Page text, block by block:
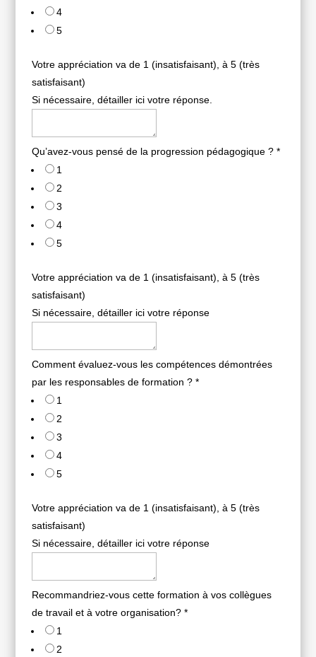
4
5
Votre appréciation va de 1 (insatisfaisant), à 5 (très
satisfaisant)
Si nécessaire, détailler ici votre réponse.
Qu’avez-vous pensé de la progression pédagogique ? *
1
2
3
4
5
Votre appréciation va de 1 (insatisfaisant), à 5 (très
satisfaisant)
Si nécessaire, détailler ici votre réponse
Comment évaluez-vous les compétences démontrées
par les responsables de formation ? *
1
2
3
4
5
Votre appréciation va de 1 (insatisfaisant), à 5 (très
satisfaisant)
Si nécessaire, détailler ici votre réponse
Recommandriez-vous cette formation à vos collègues
de travail et à votre organisation? *
1
2